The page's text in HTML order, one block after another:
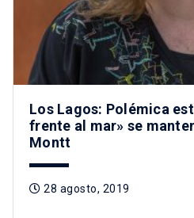
Los Lagos: Polémica
frente al mar» se
Montt
28 agosto, 2019